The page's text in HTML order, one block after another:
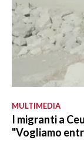
MULTIMEDIA
I migranti a
"Vogliamo